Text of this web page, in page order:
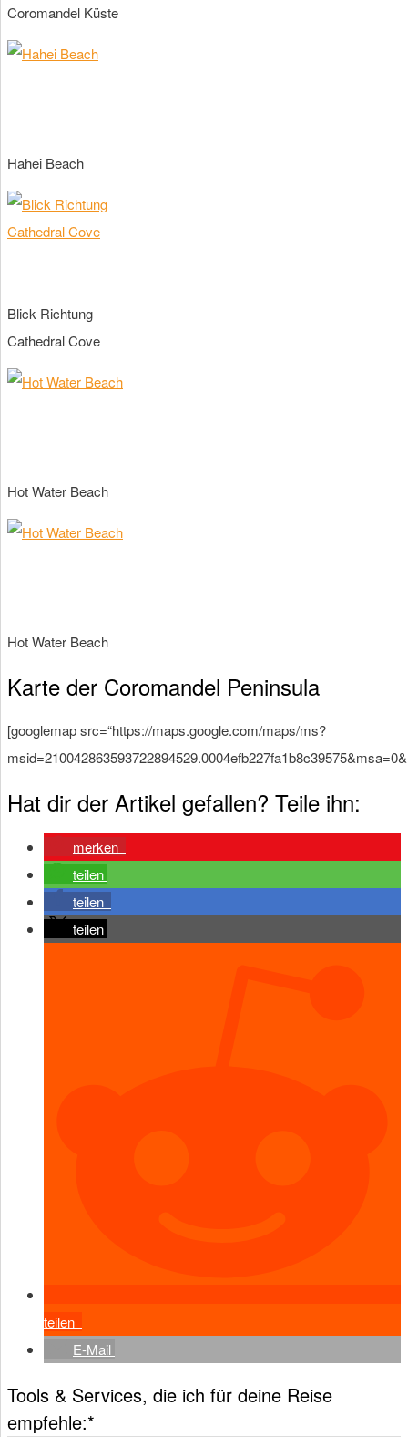
Coromandel Küste
Hahei Beach
Blick Richtung
Cathedral Cove
Hot Water Beach
Hot Water Beach
Karte der Coromandel Peninsula
[googlemap src=“https://maps.google.com/maps/ms?
Hat dir der Artikel gefallen? Teile ihn:
merken
teilen
teilen
teilen
teilen
E-Mail
Tools & Services, die ich für deine Reise
empfehle:*